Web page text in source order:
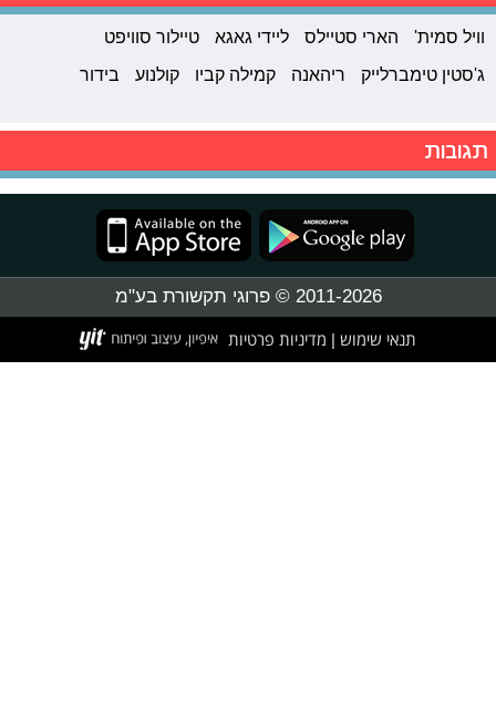
וויל סמית' הארי סטיילס ליידי גאגא
טיילור סוויפט
ג'סטין טימברלייק
ריהאנה קמילה קביו קולנוע בידור
תגובות
2011-2026 © פרוגי תקשורת בע"מ
תנאי שימוש מדיניות פרטיות